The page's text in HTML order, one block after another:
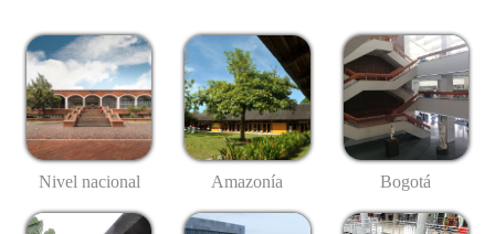
Nivel nacional Amazonía Bogotá